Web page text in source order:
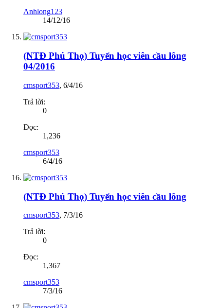
Anhlong123
14/12/16
(NTĐ Phú Thọ) Tuyển học viên cầu lông
04/2016
cmsport353, 6/4/16
Trả lời:
0
Đọc:
1,236
cmsport353
6/4/16
(NTĐ Phú Thọ) Tuyển học viên cầu lông
cmsport353, 7/3/16
Trả lời:
0
Đọc:
1,367
cmsport353
7/3/16